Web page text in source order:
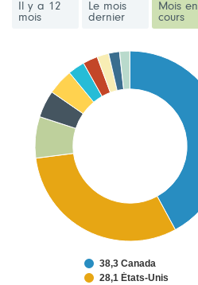
Il y a 12
mois
Le mois
dernier
Mois en
cours
38,3 Canada
28,1 États-Unis